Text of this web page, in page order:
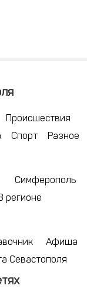
Происшествия
Спорт Разное
Симферополь
регионе
Афиша
Севастополя